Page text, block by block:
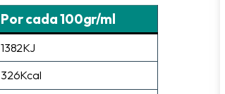
Por cada 100gr/ml
1382KJ
326Kcal